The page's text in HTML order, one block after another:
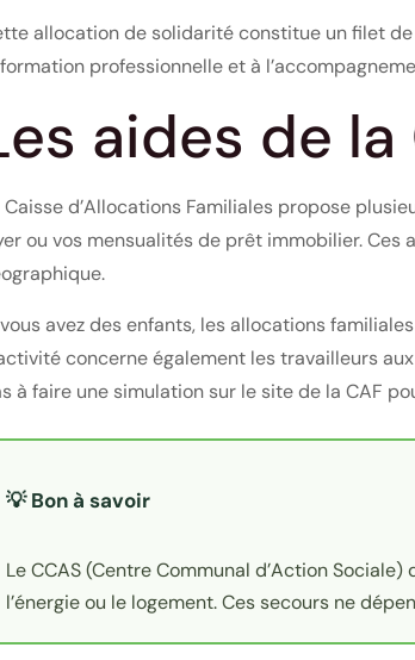
allocation de solidarité constitue un filet
professionnelle et à
aides de la
Caisse d’Allocations Familiales propose
ou vos mensualités de prêt immobilier.
avez des enfants, les allocations
concerne également les travailleurs
à faire une simulation sur le site de la CAF
💡 Bon à savoir
Le CCAS (Centre Communal d’Action
l’énergie ou le logement. Ces secours ne